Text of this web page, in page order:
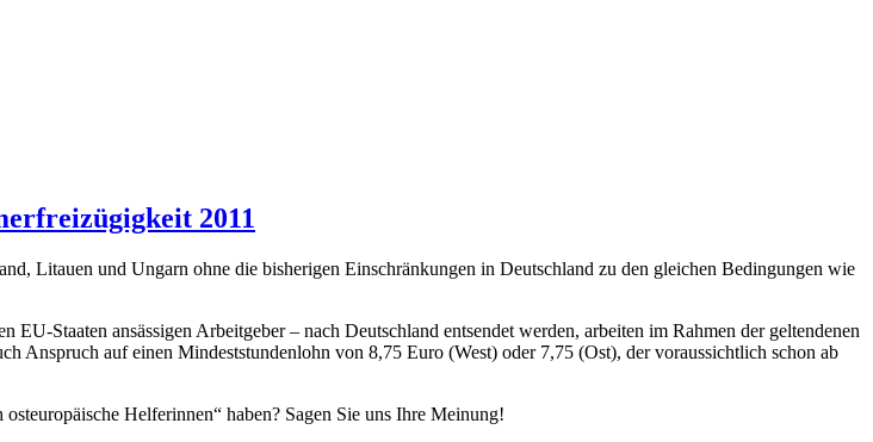
2011
Litauen und Ungarn ohne die bisherigen Einschränkungen in Deutschland zu den gleichen Bedingungen wie
Staaten ansässigen Arbeitgeber – nach Deutschland entsendet werden, arbeiten im Rahmen der geltendenen
Anspruch auf einen Mindeststundenlohn von 8,75 Euro (West) oder 7,75 (Ost), der voraussichtlich schon ab
Helferinnen“ haben? Sagen Sie uns Ihre Meinung!